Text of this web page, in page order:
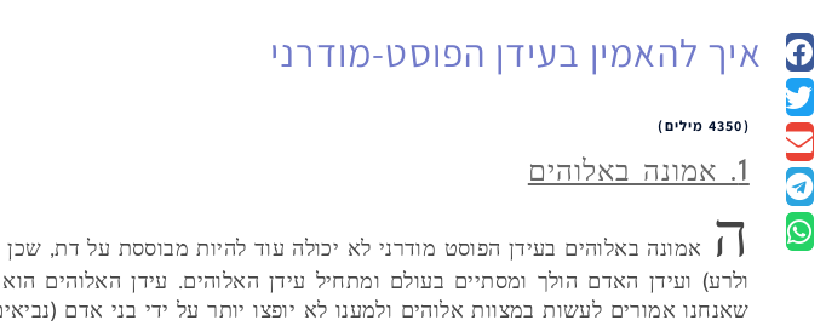
איך להאמין בעידן הפוסט-מודרני
(4350 מילים)
1. אמונה באלוהים
ה
אמונה באלוהים בעידן הפוסט מודרני לא יכולה עוד להיות מבוססת על דת,
ולרע) ועידן האדם הולך ומסתיים בעולם ומתחיל עידן האלוהים. עידן האלוהים
שאנחנו אמורים לעשות במצוות אלוהים ולמענו לא יופצו יותר על ידי בני אדם